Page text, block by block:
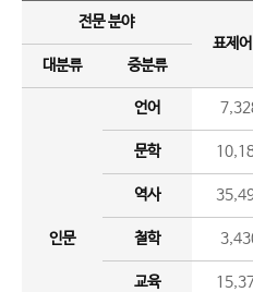
전문 분야
표제
대분류
중분류
인문
언어
문학
역사
철학
교육